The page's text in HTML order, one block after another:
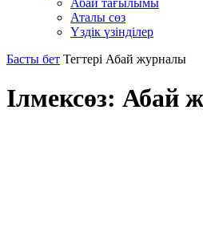
Абай тағылымы
Аталы сөз
Үздік үзінділер
Басты бет Тегтері Абай журналы
Ілмексөз: Абай